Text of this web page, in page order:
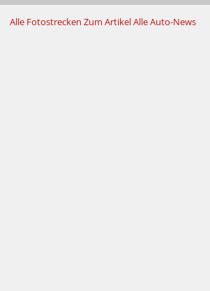
Alle Fotostrecken Zum ArtikelAlle Auto-News